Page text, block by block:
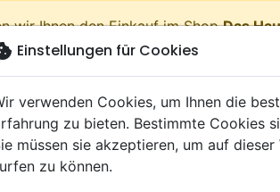
wir Ihnen den Einkauf im ShopDas
Neuheiten
Einstellungen für Cookies
verwenden Cookies, um Ihnen die
zu bieten. Bestimmte Cookies
müssen sie akzeptieren, um auf
zu können.